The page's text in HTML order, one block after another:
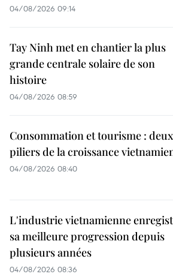
04/08/2026 09:14
Tay Ninh met en chantier la plus
grande centrale solaire de son
histoire
04/08/2026 08:59
Consommation et tourisme : deux
piliers de la croissance
04/08/2026 08:40
L'industrie vietnamienne
sa meilleure progression depuis
plusieurs années
04/08/2026 08:36